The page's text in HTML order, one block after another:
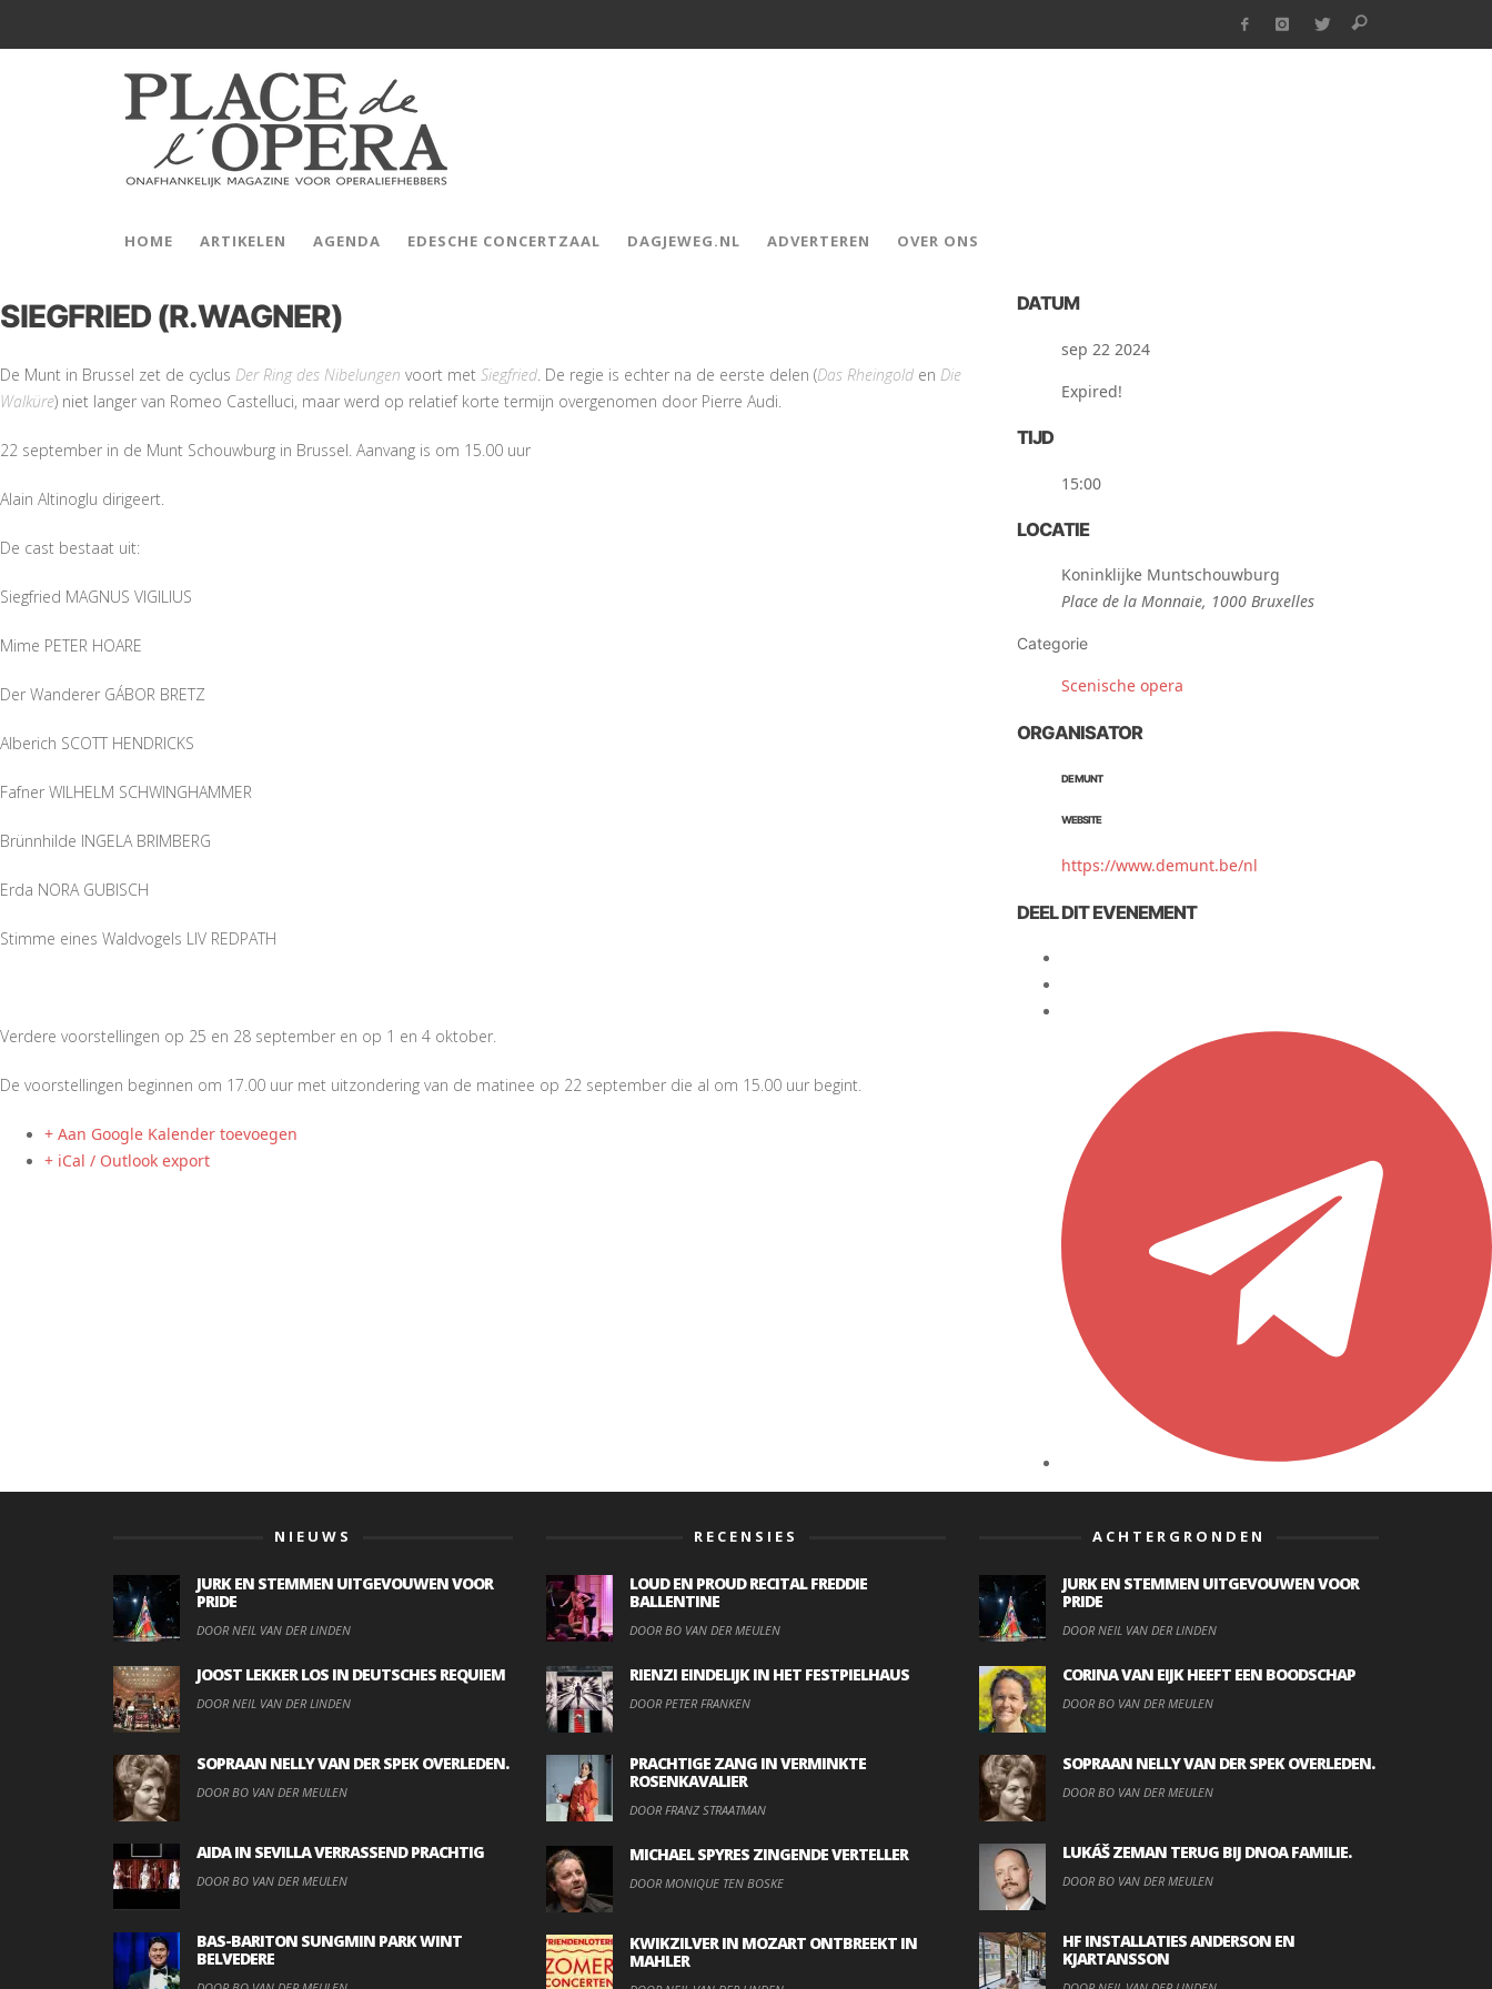
HOME ARTIKELEN AGENDA EDESCHE CONCERTZAAL DAGJEWEG.NL ADVERTEREN OVER ONS
SIEGFRIED (R.WAGNER)
De Munt in Brussel zet de cyclus Der Ring des Nibelungen voort met Siegfried . De regie is echter na de eerste delen (Das Rheingold en Die
Walküre) niet langer van Romeo Castelluci, maar werd op relatief korte termijn overgenomen door Pierre Audi.
22 september in de Munt Schouwburg in Brussel. Aanvang is om 15.00 uur
Alain Altinoglu dirigeert.
De cast bestaat uit:
Siegfried MAGNUS VIGILIUS
Mime PETER HOARE
Der Wanderer GÁBOR BRETZ
Alberich SCOTT HENDRICKS
Fafner WILHELM SCHWINGHAMMER
Brünnhilde INGELA BRIMBERG
Erda NORA GUBISCH
Stimme eines Waldvogels LIV REDPATH
Verdere voorstellingen op 25 en 28 september en op 1 en 4 oktober.
De voorstellingen beginnen om 17.00 uur met uitzondering van de matinee op 22 september die al om 15.00 uur begint.
+ Aan Google Kalender toevoegen
+ iCal / Outlook export
DATUM
sep 22 2024
Expired!
TIJD
15:00
LOCATIE
Koninklijke Muntschouwburg
Place de la Monnaie, 1000 Bruxelles
Categorie
Scenische opera
ORGANISATOR
DE MUNT
WEBSITE
https://www.demunt.be/nl
DEEL DIT EVENEMENT
NIEUWS
JURK EN STEMMEN UITGEVOUWEN VOOR
PRIDE
DOOR NEIL VAN DER LINDEN
JOOST LEKKER LOS IN DEUTSCHES REQUIEM
DOOR NEIL VAN DER LINDEN
SOPRAAN NELLY VAN DER SPEK OVERLEDEN.
DOOR BO VAN DER MEULEN
AIDA IN SEVILLA VERRASSEND PRACHTIG
DOOR BO VAN DER MEULEN
BAS-BARITON SUNGMIN PARK WINT
BELVEDERE
RECENSIES
LOUD EN PROUD RECITAL FREDDIE
BALLENTINE
DOOR BO VAN DER MEULEN
RIENZI EINDELIJK IN HET FESTPIELHAUS
DOOR PETER FRANKEN
PRACHTIGE ZANG IN VERMINKTE
ROSENKAVALIER
DOOR FRANZ STRAATMAN
MICHAEL SPYRES ZINGENDE VERTELLER
DOOR MONIQUE TEN BOSKE
KWIKZILVER IN MOZART ONTBREEKT IN
MAHLER
ACHTERGRONDEN
JURK EN STEMMEN UITGEVOUWEN VOOR
PRIDE
DOOR NEIL VAN DER LINDEN
CORINA VAN EIJK HEEFT EEN BOODSCHAP
DOOR BO VAN DER MEULEN
SOPRAAN NELLY VAN DER SPEK OVERLEDEN.
DOOR BO VAN DER MEULEN
LUKÁŠ ZEMAN TERUG BIJ DNOA FAMILIE.
DOOR BO VAN DER MEULEN
HF INSTALLATIES ANDERSON EN
KJARTANSSON